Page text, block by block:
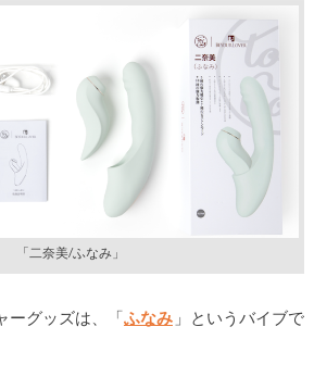
「二奈美/ふなみ」
ーグッズは、「ふなみ 」というバイブで